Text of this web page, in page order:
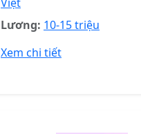
Lương: 10-15 triệu
Xem chi tiết